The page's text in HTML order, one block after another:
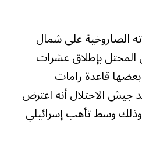
الصاروخية على شمال
المحتل بإطلاق عشرات
قاعدة رامات
جيش الاحتلال أنه اعترض
وسط تأهب إسرائيلي